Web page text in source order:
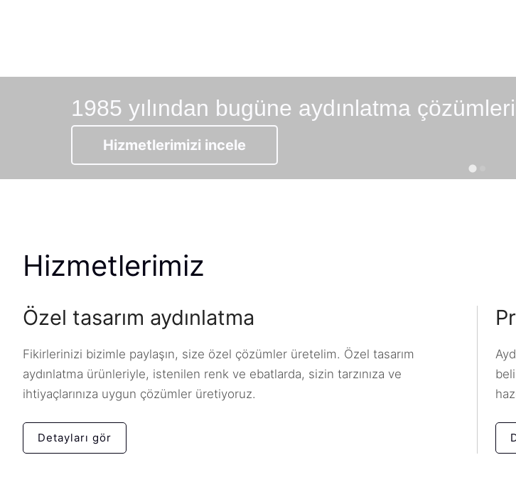
1985 yılından bugüne aydınlatma
Hizmetlerimizi incele
Hizmetlerimiz
Özel tasarım aydınlatma
Fikirlerinizi bizimle paylaşın, size özel çözümler üretelim. Özel tasarım
aydınlatma ürünleriyle, istenilen renk ve ebatlarda, sizin tarzınıza ve
ihtiyaçlarınıza uygun çözümler üretiyoruz.
Detayları gör